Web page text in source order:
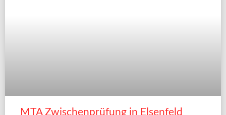
MTA Zwischenprüfung in Elsenfeld